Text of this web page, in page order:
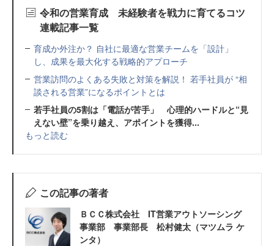
令和の営業育成 未経験者を戦力に育てるコツ
連載記事一覧
育成か外注か？ 自社に最適な営業チームを「設計」
し、成果を最大化する戦略的アプローチ
営業訪問のよくある失敗と対策を解説！ 若手社員が “相
談される営業”になるポイントとは
若手社員の5割は「電話が苦手」 心理的ハードルと“見
えない壁”を乗り越え、アポイントを獲得...
もっと読む
この記事の著者
ＢＣＣ株式会社 IT営業アウトソーシング
事業部 事業部長 松村健太（マツムラ ケ
ンタ）